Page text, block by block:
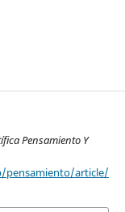
Pensamiento Y
pensamiento/article/